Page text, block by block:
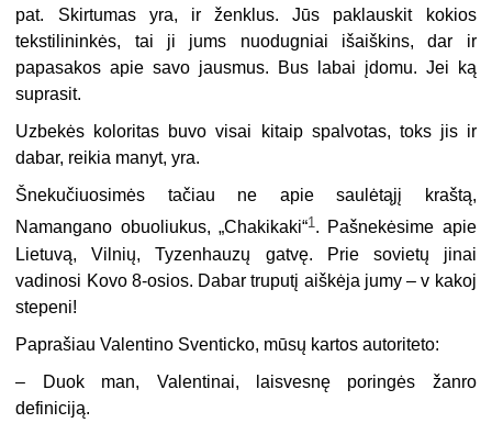
pat. Skirtumas yra, ir ženklus. Jūs paklauskit kokios
tekstilininkės, tai ji jums nuodugniai išaiškins, dar ir
papasakos apie savo jausmus. Bus labai įdomu. Jei ką
suprasit.
Uzbekės koloritas buvo visai kitaip spalvotas, toks jis ir
dabar, reikia manyt, yra.
Šnekučiuosimės tačiau ne apie saulėtąjį kraštą,
Namangano obuoliukus, „Chakikaki“1 . Pašnekėsime apie
Lietuvą, Vilnių, Tyzenhauzų gatvę. Prie sovietų jinai
vadinosi Kovo 8-osios. Dabar truputį aiškėja jumy – v kakoj
stepeni!
Paprašiau Valentino Sventicko, mūsų kartos autoriteto:
– Duok man, Valentinai, laisvesnę poringės žanro
definiciją.